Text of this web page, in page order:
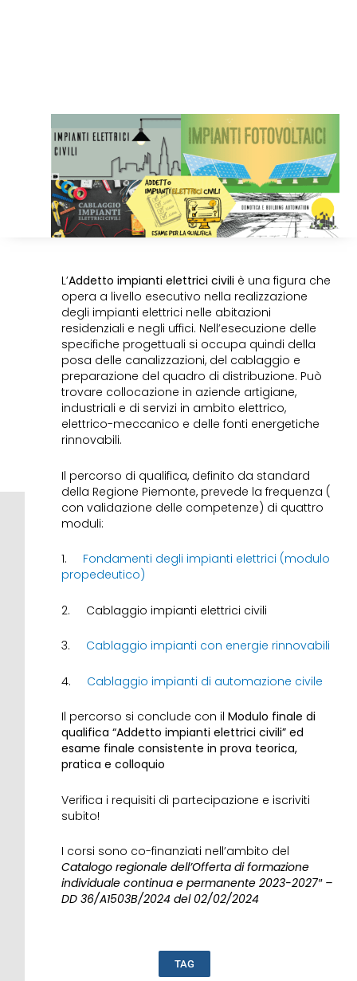
L’Addetto impianti elettrici civili è una figura che
opera a livello esecutivo nella realizzazione
degli impianti elettrici nelle abitazioni
residenziali e negli uffici. Nell’esecuzione delle
specifiche progettuali si occupa quindi della
posa delle canalizzazioni, del cablaggio e
preparazione del quadro di distribuzione. Può
trovare collocazione in aziende artigiane,
industriali e di servizi in ambito elettrico,
elettrico-meccanico e delle fonti energetiche
rinnovabili.
Il percorso di qualifica, definito da standard
della Regione Piemonte, prevede la frequenza (
con validazione delle competenze) di quattro
moduli:
1. Fondamenti degli impianti elettrici (modulo
propedeutico)
2. Cablaggio impianti elettrici civili
3. Cablaggio impianti con energie rinnovabili
4. Cablaggio impianti di automazione civile
Il percorso si conclude con il Modulo finale di
qualifica “Addetto impianti elettrici civili” ed
esame finale consistente in prova teorica,
pratica e colloquio
Verifica i requisiti di partecipazione e iscriviti
subito!
I corsi sono co-finanziati nell’ambito del
Catalogo regionale dell’Offerta di formazione
individuale continua e permanente 2023-2027″ –
DD 36/A1503B/2024 del 02/02/2024
TAG